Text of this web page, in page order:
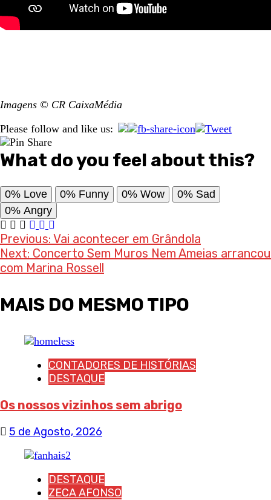
Imagens © CR CaixaMédia
Please follow and like us:
What do you feel about this?
0% Love 0% Funny 0% Wow 0% Sad
0% Angry
Post
navigation
Previous: Vai acontecer em Grândola
Next: Concerto Sem Muros Nem Ameias arrancou
com Marina Rossell
MAIS DO MESMO TIPO
CONTADORES DE HISTÓRIAS
DESTAQUE
Os nossos vizinhos sem abrigo
5 de Agosto, 2026
DESTAQUE
ZECA AFONSO